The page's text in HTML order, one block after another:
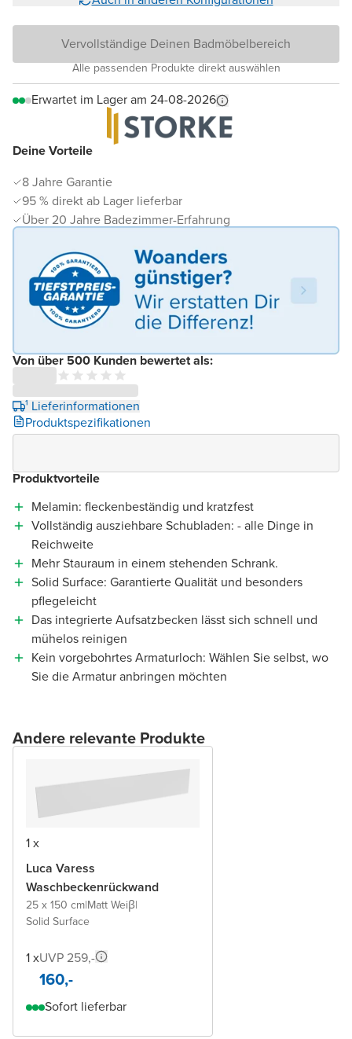
Deine Vorteile
8 Jahre Garantie
95 % direkt ab Lager lieferbar
Über 20 Jahre Badezimmer-Erfahrung
Von über 500 Kunden bewertet als:
¹ Lieferinformationen
Produktspezifikationen
Vervollständige Deinen Badmöbelbereich
Alle passenden Produkte direkt auswählen
Erwartet im Lager am 24-08-2026
Produktvorteile
Melamin: fleckenbeständig und kratzfest
Vollständig ausziehbare Schubladen: - alle Dinge in
Reichweite
Mehr Stauraum in einem stehenden Schrank.
Solid Surface: Garantierte Qualität und besonders
pflegeleicht
Das integrierte Aufsatzbecken lässt sich schnell und
mühelos reinigen
Kein vorgebohrtes Armaturloch: Wählen Sie selbst, wo
Sie die Armatur anbringen möchten
Andere relevante Produkte
1 x
Luca Varess
Waschbeckenrückwand
25 x 150 cm|Matt Weiβ|
Solid Surface
1 xUVP 259,-
160,-
Sofort lieferbar